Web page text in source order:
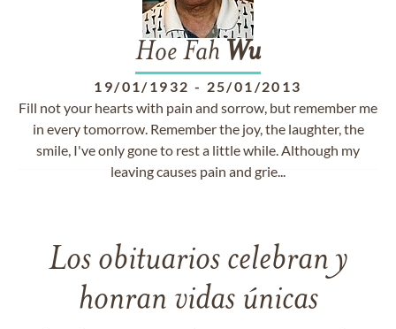
Hoe Fah Wu
19/01/1932 - 25/01/2013
Fill not your hearts with pain and sorrow, but remember me
in every tomorrow. Remember the joy, the laughter, the
smile, I've only gone to rest a little while. Although my
leaving causes pain and grie...
Los obituarios celebran y
honran vidas únicas